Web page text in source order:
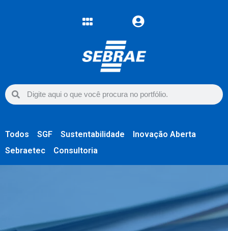
Todos SGF Sustentabilidade
Inovação Aberta
Sebraetec
Consultoria